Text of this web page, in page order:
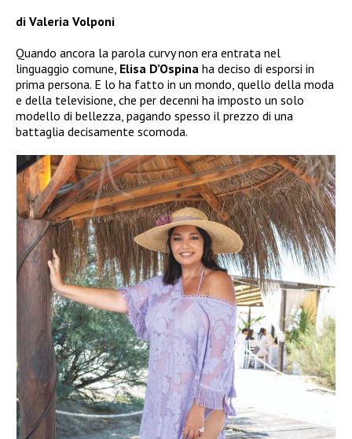
di Valeria Volponi
Quando ancora la parola curvy non era entrata nel
linguaggio comune, Elisa D’Ospina ha deciso di esporsi in
prima persona. E lo ha fatto in un mondo, quello della moda
e della televisione, che per decenni ha imposto un solo
modello di bellezza, pagando spesso il prezzo di una
battaglia decisamente scomoda.